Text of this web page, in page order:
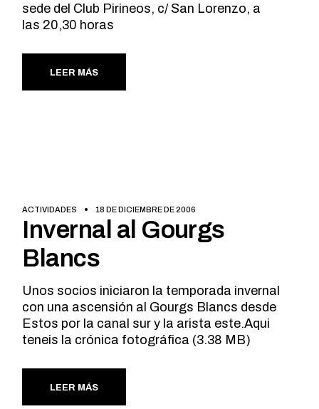
sede del Club Pirineos, c/ San Lorenzo, a
las 20,30 horas
LEER MÁS
ACTIVIDADES 18 DE DICIEMBRE DE 2006
Invernal al Gourgs
Blancs
Unos socios iniciaron la temporada invernal
con una ascensión al Gourgs Blancs desde
Estos por la canal sur y la arista este.Aqui
teneis la crónica fotográfica (3.38 MB)
LEER MÁS